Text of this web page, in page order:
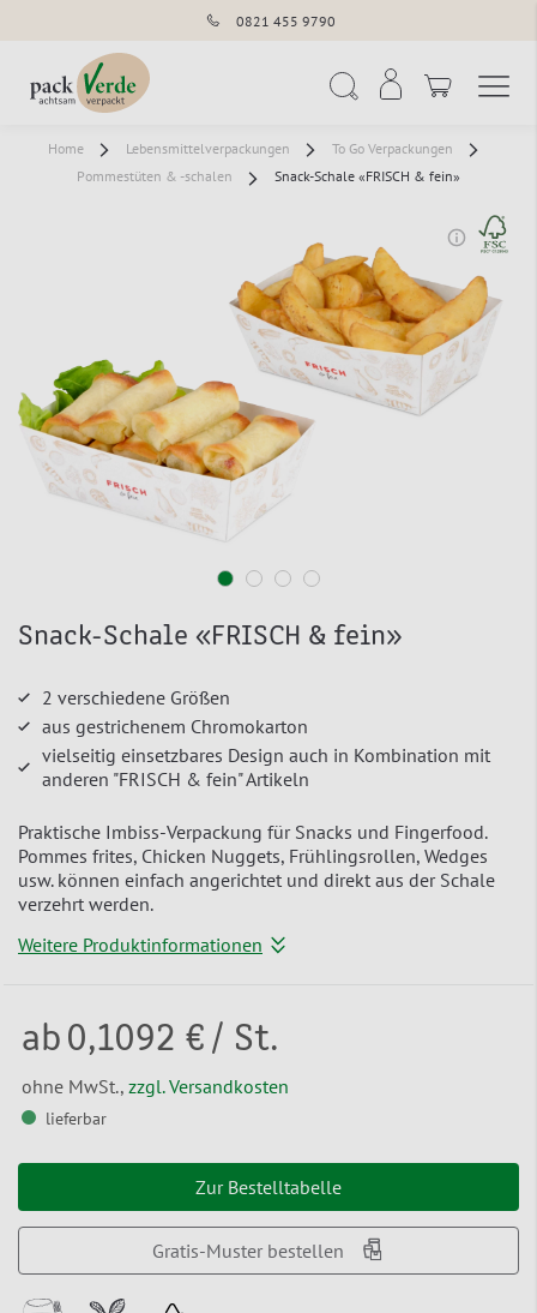
0821 455 9790
Home Lebensmittelverpackungen
To Go Verpackungen
Pommestüten & -schalen
Snack-Schale «FRISCH & fein»
Snack-Schale «FRISCH & fein»
2 verschiedene Größen
aus gestrichenem Chromokarton
vielseitig einsetzbares Design auch in Kombination mit
anderen "FRISCH & fein" Artikeln
Praktische Imbiss-Verpackung für Snacks und Fingerfood.
Pommes frites, Chicken Nuggets, Frühlingsrollen, Wedges
usw. können einfach angerichtet und direkt aus der Schale
verzehrt werden.
Weitere Produktinformationen
ab 0,1092 € / St.
ohne MwSt., zzgl. Versandkosten
lieferbar
Zur Bestelltabelle
Gratis-Muster bestellen